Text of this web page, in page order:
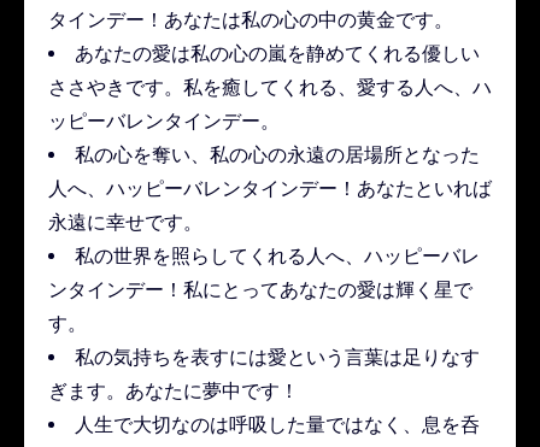
タインデー！あなたは私の心の中の黄金です。
あなたの愛は私の心の嵐を静めてくれる優しい
ささやきです。私を癒してくれる、愛する人へ、ハ
ッピーバレンタインデー。
私の心を奪い、私の心の永遠の居場所となった
人へ、ハッピーバレンタインデー！あなたといれば
永遠に幸せです。
私の世界を照らしてくれる人へ、ハッピーバレ
ンタインデー！私にとってあなたの愛は輝く星で
す。
私の気持ちを表すには愛という言葉は足りなす
ぎます。あなたに夢中です！
人生で大切なのは呼吸した量ではなく、息を呑